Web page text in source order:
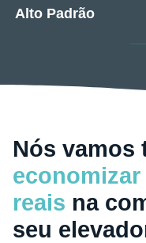
Alto Padrão
Nós vamos
economizar
reais na
seu